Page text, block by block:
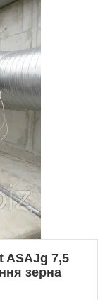
ASAJg 7,5
зерна